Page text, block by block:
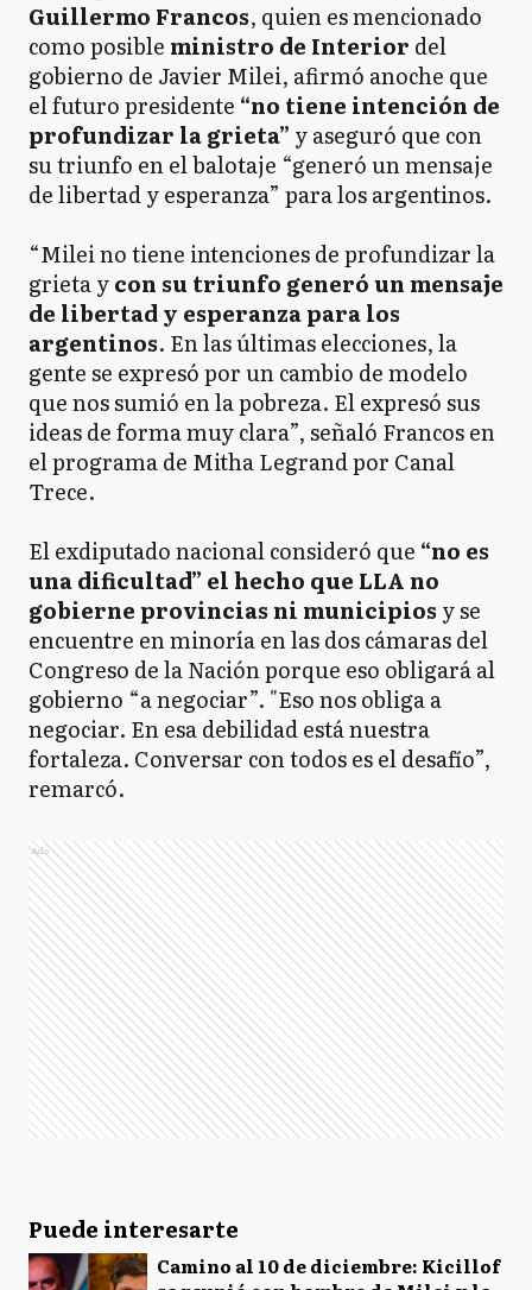
Guillermo Francos, quien es mencionado
como posible ministro de Interior del
gobierno de Javier Milei, afirmó anoche que
el futuro presidente “no tiene intención de
profundizar la grieta” y aseguró que con
su triunfo en el balotaje “generó un mensaje
de libertad y esperanza” para los argentinos.
“Milei no tiene intenciones de profundizar la
grieta ycon su triunfo generó un mensaje
de libertad y esperanza para los
argentinos. En las últimas elecciones, la
gente se expresó por un cambio de modelo
que nos sumió en la pobreza. El expresó sus
ideas de forma muy clara”, señaló Francos en
el programa de Mitha Legrand por Canal
Trece.
El exdiputado nacional consideró que “no es
una dificultad” el hecho que LLA no
gobierne provincias ni municipios y se
encuentre en minoría en las dos cámaras del
Congreso de la Nación porque eso obligará al
gobierno “a negociar”. "Eso nos obliga a
negociar. En esa debilidad está nuestra
fortaleza. Conversar con todos es el desafío”,
remarcó.
Ads
Puede interesarte
Camino al 10 de diciembre: Kicillof